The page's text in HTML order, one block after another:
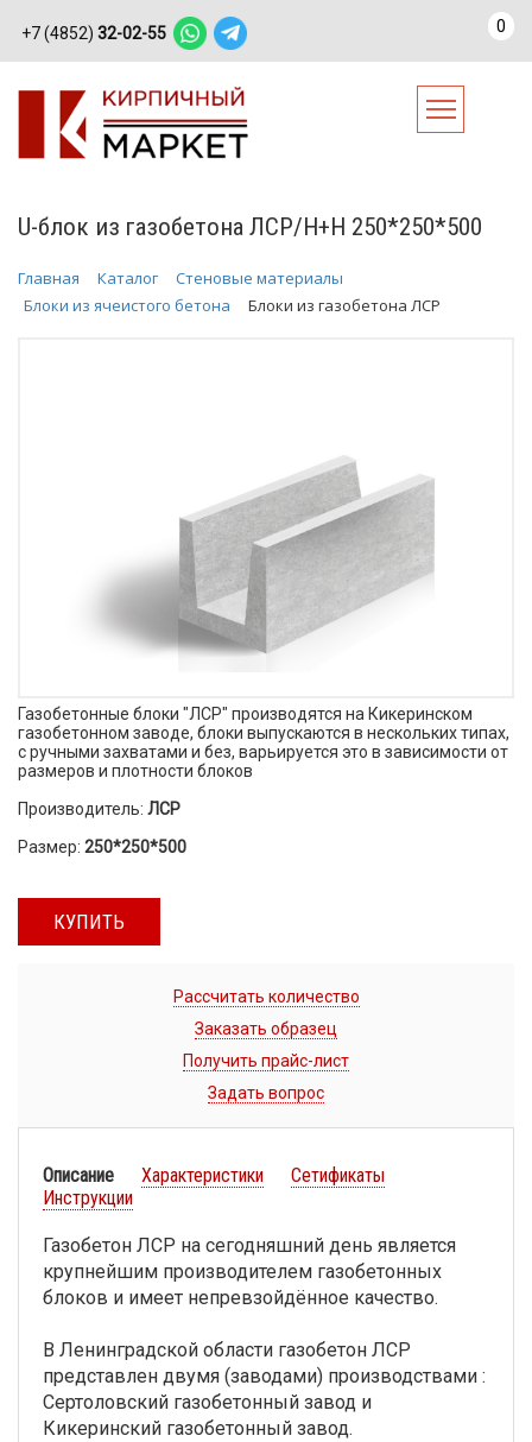
+7 (4852) 32-02-55 0
U-блок из газобетона ЛСР/Н+Н 250*250*500
Главная Каталог
Стеновые материалы
Блоки из ячеистого бетона
Блоки из газобетона ЛСР
Газобетонные блоки "ЛСР" производятся на Кикеринском
газобетонном заводе, блоки выпускаются в нескольких типах,
с ручными захватами и без, варьируется это в зависимости от
размеров и плотности блоков
Производитель: ЛСР
Размер: 250*250*500
КУПИТЬ
Рассчитать количество
Заказать образец
Получить прайс-лист
Задать вопрос
Описание Характеристики
Сетификаты
Инструкции
Газобетон ЛСР на сегодняшний день является
крупнейшим производителем газобетонных
блоков и имеет непревзойдённое качество.
В Ленинградской области газобетон ЛСР
представлен двумя (заводами) производствами :
Сертоловский газобетонный завод и
Кикеринский газобетонный завод.